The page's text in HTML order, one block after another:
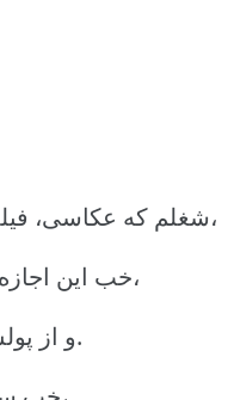
شغلم که عکاسی، فیلمبرداری و مستندسازی هست،
خب این اجازه را به من داد که بروم و بگردم،
و از پولش توانستم به کنجکاویم برسم.